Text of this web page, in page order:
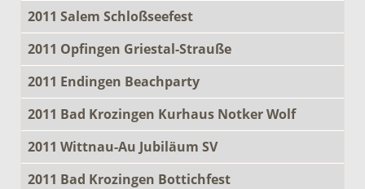
2011 Salem Schloßseefest
2011 Opfingen Griestal-Strauße
2011 Endingen Beachparty
2011 Bad Krozingen Kurhaus Notker Wolf
2011 Wittnau-Au Jubiläum SV
2011 Bad Krozingen Bottichfest